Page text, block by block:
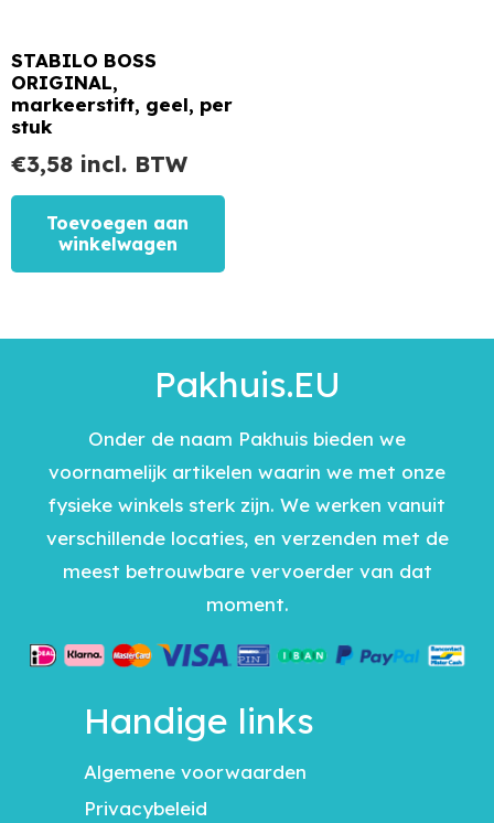
STABILO BOSS
ORIGINAL,
markeerstift, geel, per
stuk
€3,58 incl. BTW
Toevoegen aan
winkelwagen
Pakhuis.EU
Onder de naam Pakhuis bieden we
voornamelijk artikelen waarin we met onze
fysieke winkels sterk zijn. We werken vanuit
verschillende locaties, en verzenden met de
meest betrouwbare vervoerder van dat
moment.
Handige links
Algemene voorwaarden
Privacybeleid